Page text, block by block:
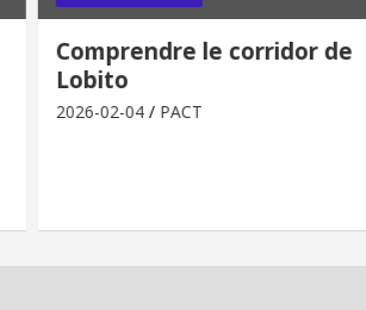
Comprendre le corridor de
Lobito
2026-02-04 PACT